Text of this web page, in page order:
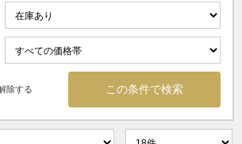
除する